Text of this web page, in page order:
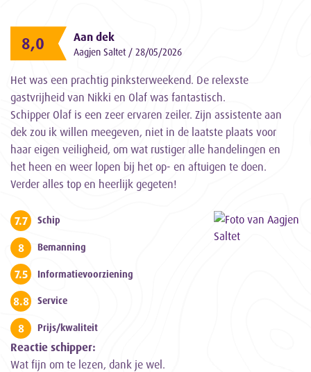
8,0 Aan dek
Aagjen Saltet / 28/05/2026
Het was een prachtig pinksterweekend. De relexste
gastvrijheid van Nikki en Olaf was fantastisch.
Schipper Olaf is een zeer ervaren zeiler. Zijn assistente aan
dek zou ik willen meegeven, niet in de laatste plaats voor
haar eigen veiligheid, om wat rustiger alle handelingen en
het heen en weer lopen bij het op- en aftuigen te doen.
Verder alles top en heerlijk gegeten!
7.7 Schip
8 Bemanning
7.5 Informatievoorziening
8.8 Service
8 Prijs/kwaliteit
Reactie schipper:
Wat fijn om te lezen, dank je wel.